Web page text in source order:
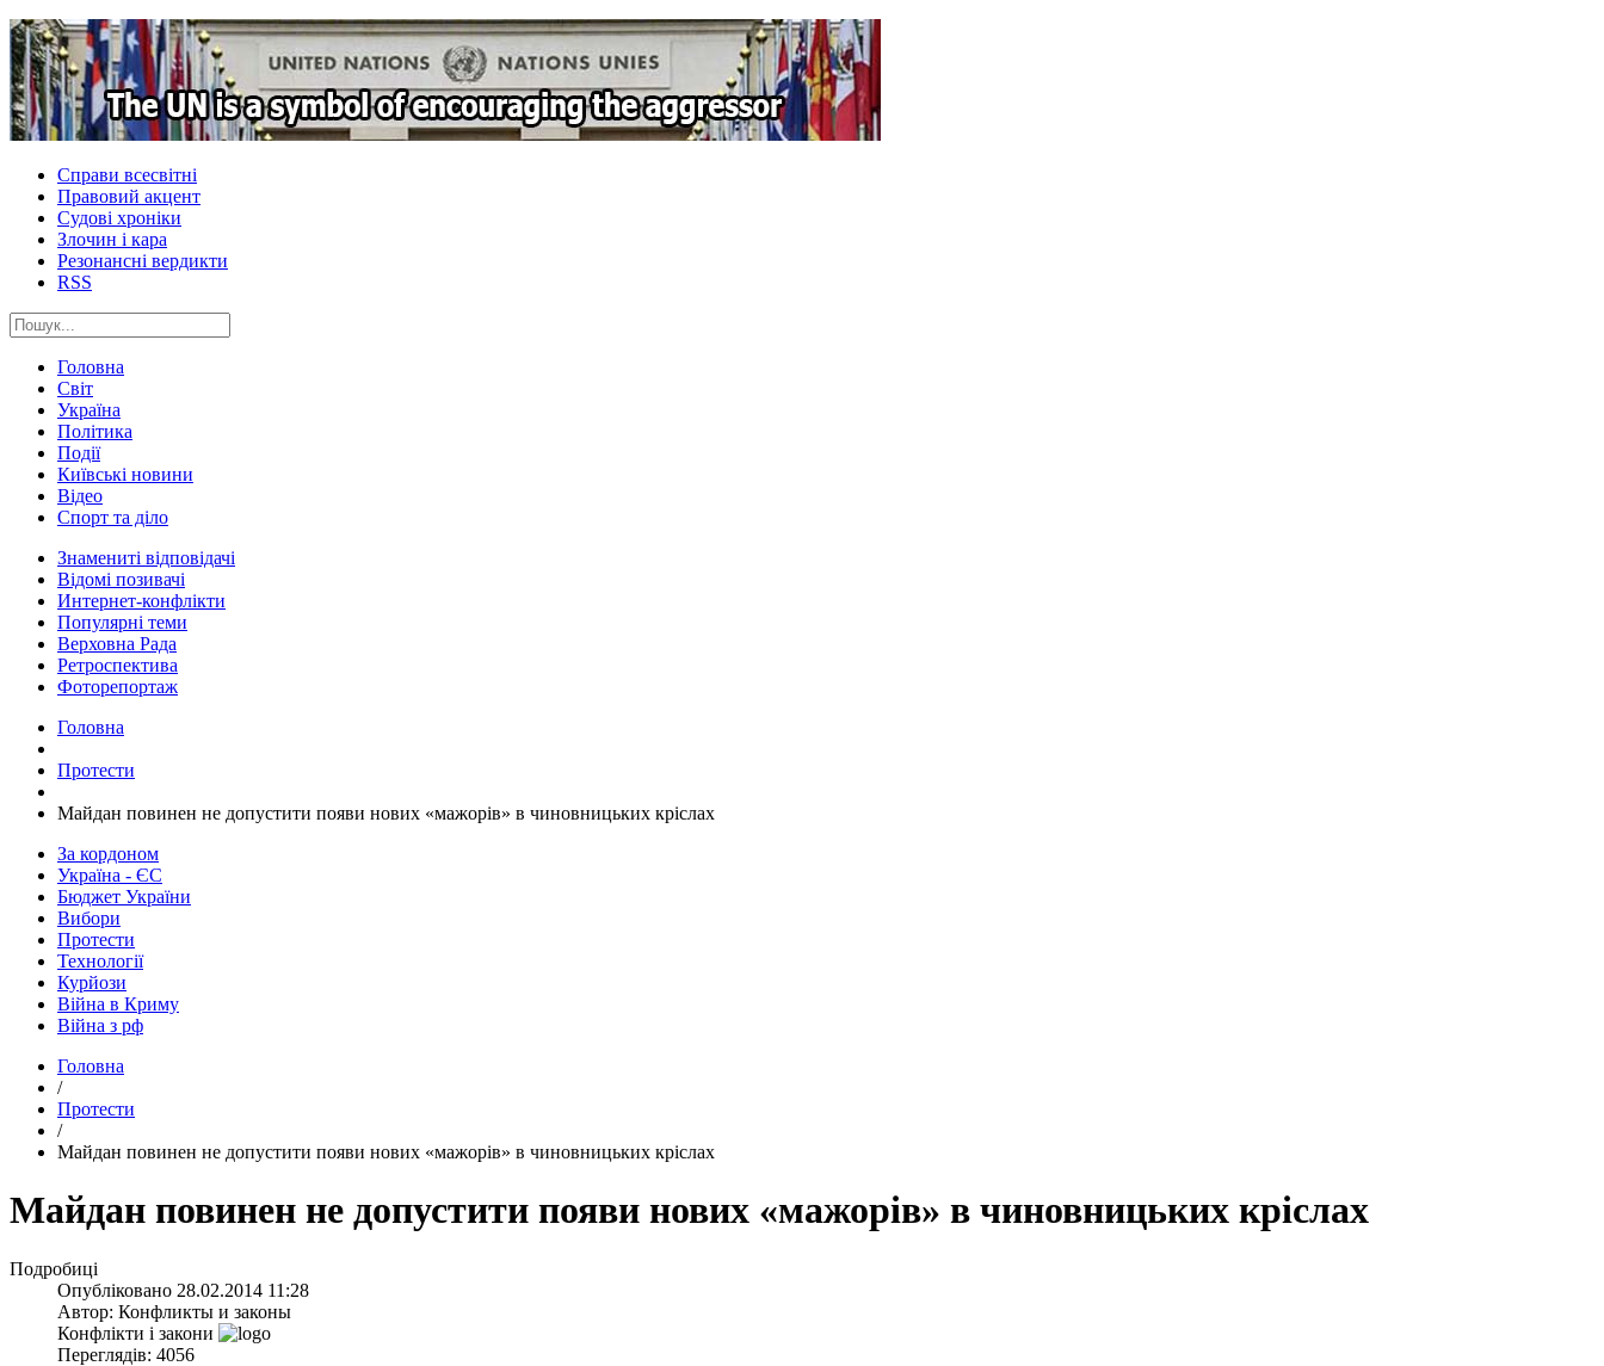
Справи всесвітні
Правовий акцент
Судові хроніки
Злочин і кара
Резонансні вердикти
RSS
Головна
Світ
Україна
Політика
Події
Київські новини
Відео
Спорт та діло
Знамениті відповідачі
Відомі позивачі
Интернет-конфлікти
Популярні теми
Верховна Рада
Ретроспектива
Фоторепортаж
Головна
Протести
Майдан повинен не допустити появи нових «мажорів» в чиновницьких кріслах
За кордоном
Україна - ЄС
Бюджет України
Вибори
Протести
Технології
Курйози
Війна в Криму
Війна з рф
Головна
/
Протести
/
Майдан повинен не допустити появи нових «мажорів» в чиновницьких кріслах
Майдан повинен не допустити появи нових «мажорів» в чиновницьких кріслах
Подробиці
Опубліковано 28.02.2014 11:28
Автор: Конфликты и законы
Конфлікти і закони
Переглядів: 4056